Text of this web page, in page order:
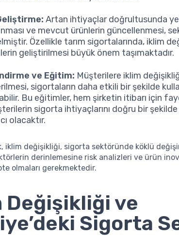
Artan ihtiyaçlar doğrultusunda
ve mevcut ürünlerin güncellenmesi,
Özellikle tarım sigortalarında, iklim
geliştirilmesi büyük önem taşımaktadır.
ve Eğitim: Müşterilere iklim
sigortaların daha etkili bir şekilde
Bu eğitimler, hem şirketin itibarı için
sigorta ihtiyaçlarını doğru bir şekilde
olacaktır.
iklim değişikliği, sigorta sektöründe köklü
derinlemesine risk analizleri ve ürün
olmaları gerekmektedir.
Değişikliği ve
Sigorta